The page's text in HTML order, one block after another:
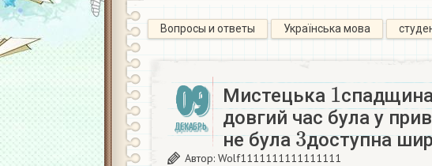
Вопросы и ответы Українська мова
09
ДЕКАБРЬ
Мистецька
1
довгий час була у
не була
3
доступна
Автор: Wolf1111111111111111